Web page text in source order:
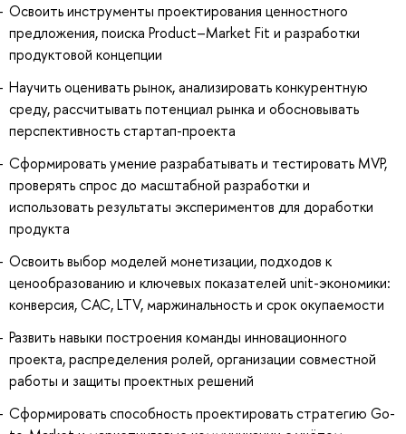
Освоить инструменты проектирования ценностного
предложения, поиска Product–Market Fit и разработки
продуктовой концепции
Научить оценивать рынок, анализировать конкурентную
среду, рассчитывать потенциал рынка и обосновывать
перспективность стартап-проекта
Сформировать умение разрабатывать и тестировать MVP,
проверять спрос до масштабной разработки и
использовать результаты экспериментов для доработки
продукта
Освоить выбор моделей монетизации, подходов к
ценообразованию и ключевых показателей unit-экономики:
конверсия, CAC, LTV, маржинальность и срок окупаемости
Развить навыки построения команды инновационного
проекта, распределения ролей, организации совместной
работы и защиты проектных решений
Сформировать способность проектировать стратегию Go-